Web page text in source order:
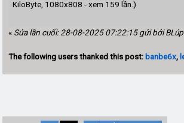
KiloByte, 1080x808 - xem 159 lần.)
« Sửa lần cuối: 28-08-2025 07:22:15 gửi bởi
The following users thanked this post: banbe6x,